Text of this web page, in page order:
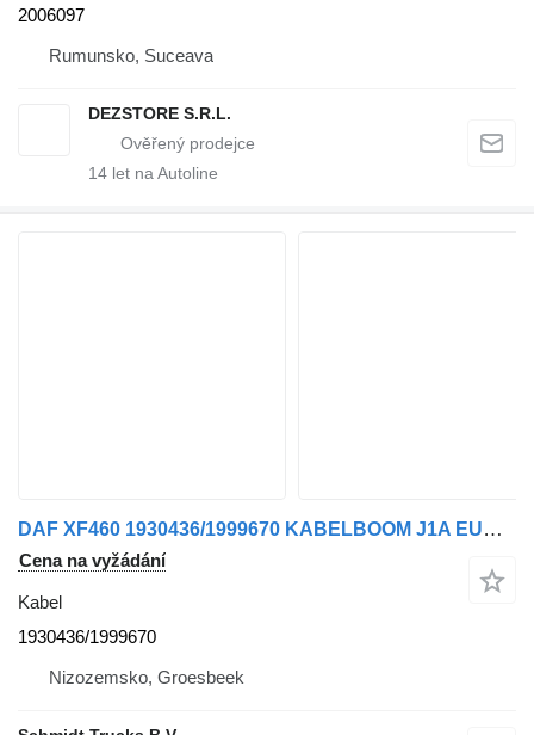
2006097
Rumunsko, Suceava
DEZSTORE S.R.L.
14 let na Autoline
DAF XF460 1930436/1999670 KABELBOOM J1A EURO 6 pro nákladní auta
Cena na vyžádání
Kabel
1930436/1999670
Nizozemsko, Groesbeek